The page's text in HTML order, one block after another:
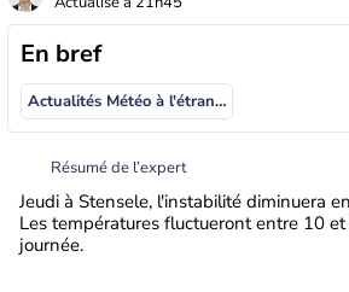
En bref
Actualités Météo à l'étranger
Résumé de l’expert
Jeudi à Stensele, l'instabilité diminuera
Les températures fluctueront entre 10 et
journée.